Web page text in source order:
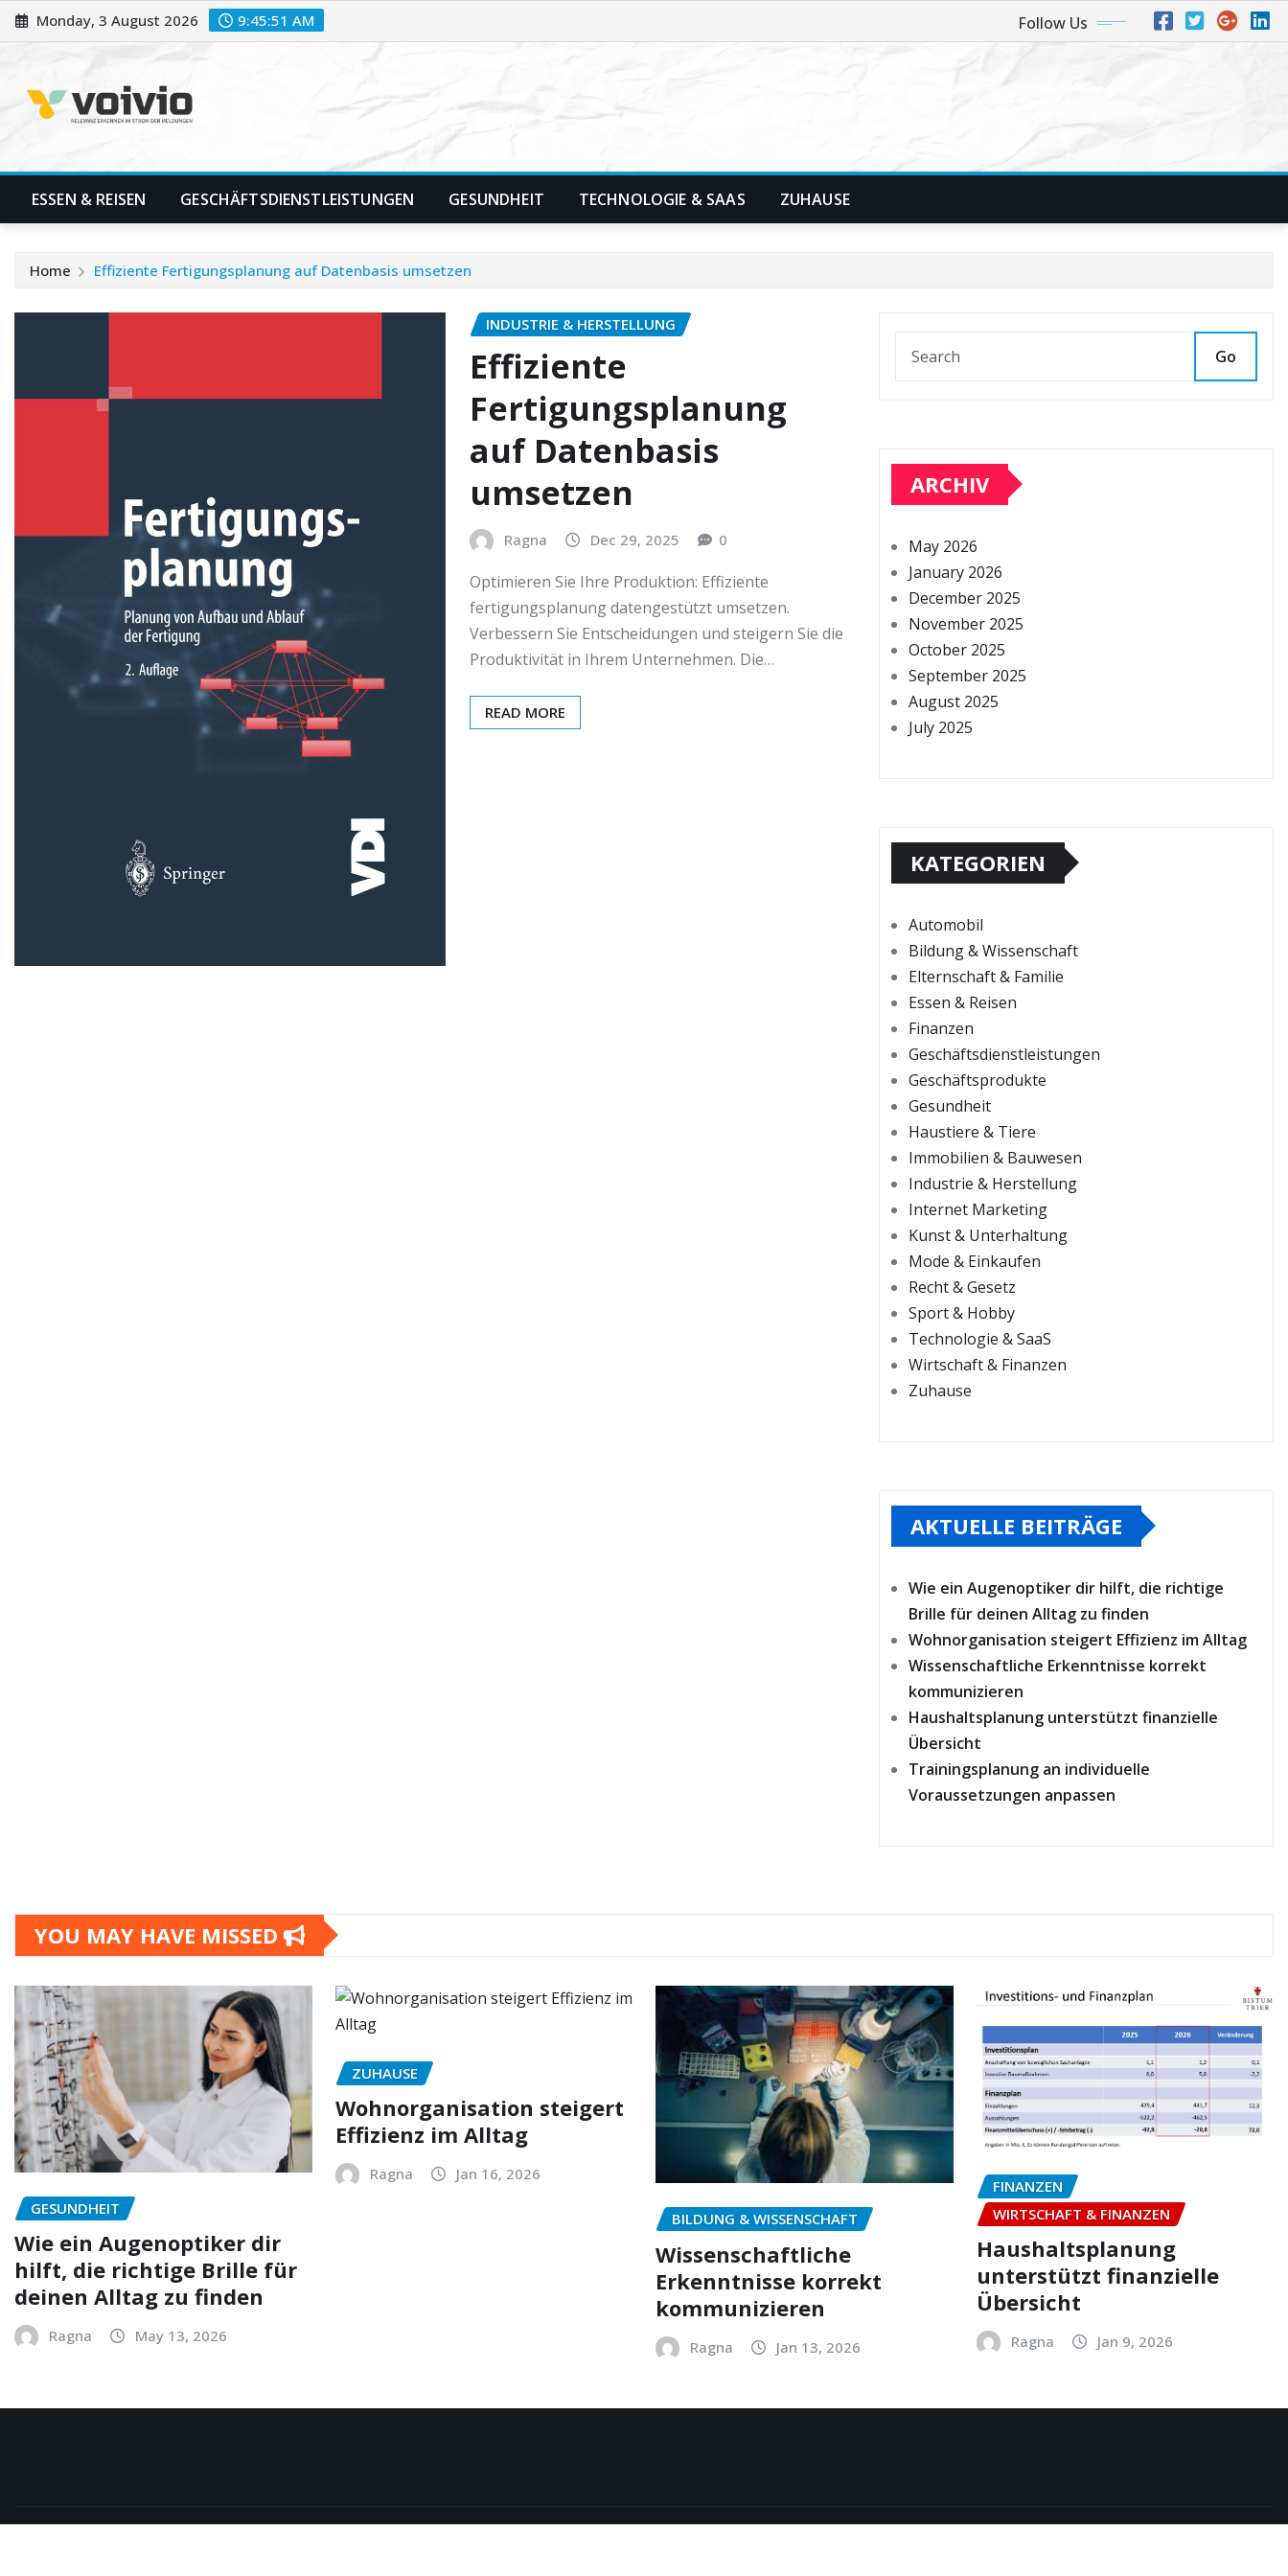
Skip
to
Monday, 3 August 2026 9:45:52 AM Follow Us
ESSEN & REISEN GESCHÄFTSDIENSTLEISTUNGEN GESUNDHEIT TECHNOLOGIE & SAAS ZUHAUSE
Home Effiziente Fertigungsplanung auf Datenbasis umsetzen
INDUSTRIE & HERSTELLUNG
Effiziente
Fertigungsplanung
auf Datenbasis
umsetzen
Ragna Dec 29, 2025 0
Optimieren Sie Ihre Produktion: Effiziente
fertigungsplanung datengestützt umsetzen.
Verbessern Sie Entscheidungen und steigern Sie die
Produktivität in Ihrem Unternehmen. Die…
READ MORE
Go
ARCHIV
May 2026
January 2026
December 2025
November 2025
October 2025
September 2025
August 2025
July 2025
KATEGORIEN
Automobil
Bildung & Wissenschaft
Elternschaft & Familie
Essen & Reisen
Finanzen
Geschäftsdienstleistungen
Geschäftsprodukte
Gesundheit
Haustiere & Tiere
Immobilien & Bauwesen
Industrie & Herstellung
Internet Marketing
Kunst & Unterhaltung
Mode & Einkaufen
Recht & Gesetz
Sport & Hobby
Technologie & SaaS
Wirtschaft & Finanzen
Zuhause
AKTUELLE BEITRÄGE
Wie ein Augenoptiker dir hilft, die richtige
Brille für deinen Alltag zu finden
Wohnorganisation steigert Effizienz im Alltag
Wissenschaftliche Erkenntnisse korrekt
kommunizieren
Haushaltsplanung unterstützt finanzielle
Übersicht
Trainingsplanung an individuelle
Voraussetzungen anpassen
YOU MAY HAVE MISSED
GESUNDHEIT
Wie ein Augenoptiker dir
hilft, die richtige Brille für
deinen Alltag zu finden
Ragna May 13, 2026
ZUHAUSE
Wohnorganisation steigert
Effizienz im Alltag
Ragna Jan 16, 2026
BILDUNG & WISSENSCHAFT
Wissenschaftliche
Erkenntnisse korrekt
kommunizieren
Ragna Jan 13, 2026
FINANZEN
WIRTSCHAFT & FINANZEN
Haushaltsplanung
unterstützt finanzielle
Übersicht
Ragna Jan 9, 2026